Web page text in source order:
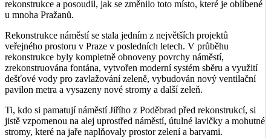
rekonstrukce a posoudil, jak se změnilo toto místo, které je oblíbené
u mnoha Pražanů.
Rekonstrukce náměstí se stala jedním z největších projektů
veřejného prostoru v Praze v posledních letech. V průběhu
rekonstrukce byly kompletně obnoveny povrchy náměstí,
zrekonstruována fontána, vytvořen moderní systém sběru a využití
dešťové vody pro zavlažování zeleně, vybudován nový ventilační
pavilon metra a vysazeny nové stromy a další zeleň.
Ti, kdo si pamatují náměstí Jiřího z Poděbrad před rekonstrukcí, si
jistě vzpomenou na alej uprostřed náměstí, útulné lavičky a mohutné
stromy, které na jaře naplňovaly prostor zelení a barvami.